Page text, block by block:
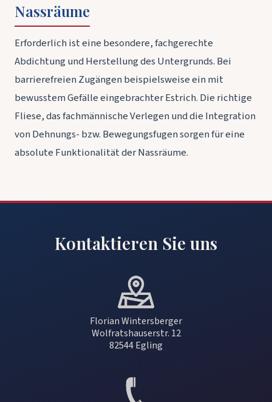
Nassräume
Erforderlich ist eine besondere, fachgerechte
Abdichtung und Herstellung des Untergrunds. Bei
barrierefreien Zugängen beispielsweise ein mit
bewusstem Gefälle eingebrachter Estrich. Die richtige
Fliese, das fachmännische Verlegen und die Integration
von Dehnungs- bzw. Bewegungsfugen sorgen für eine
absolute Funktionalität der Nassräume.
Kontaktieren Sie uns
Florian Wintersberger
Wolfratshauserstr. 12
82544 Egling